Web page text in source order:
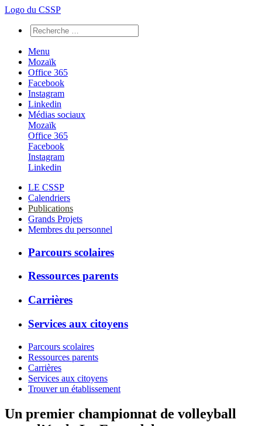
Logo du CSSP
Menu
Mozaïk
Office 365
Facebook
Instagram
Linkedin
Médias sociaux
Mozaïk
Office 365
Facebook
Instagram
Linkedin
LE CSSP
Calendriers
Publications
Grands Projets
Membres du personnel
Parcours scolaires
Ressources parents
Carrières
Services aux citoyens
Parcours scolaires
Ressources parents
Carrières
Services aux citoyens
Trouver un établissement
Un premier championnat de volleyball